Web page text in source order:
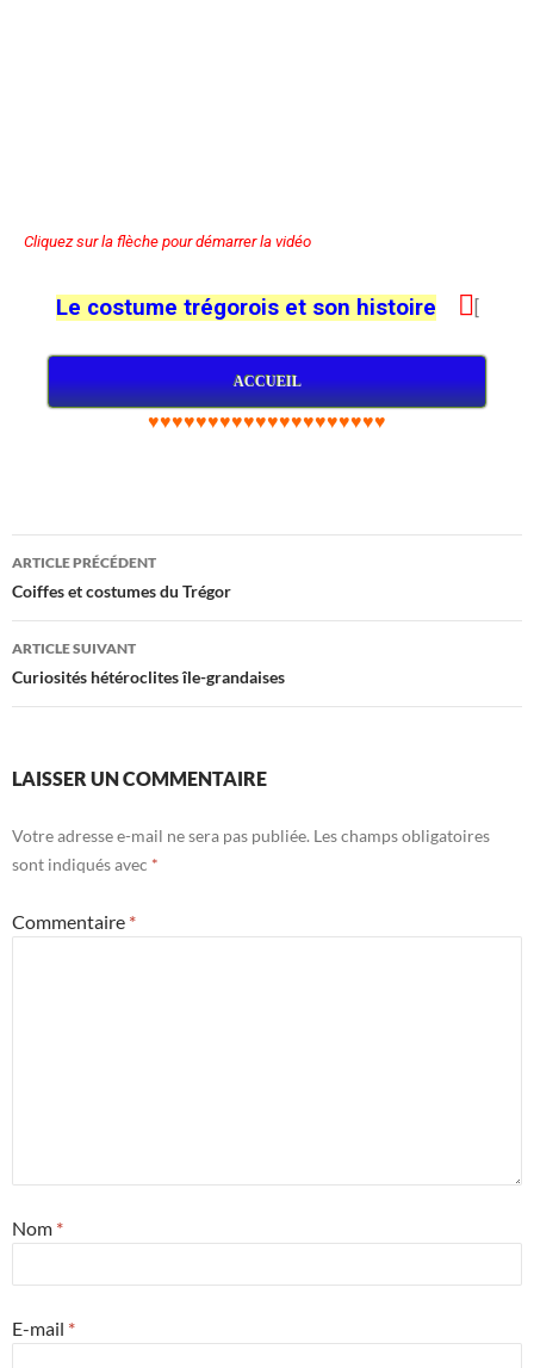
Cliquez sur la flèche pour démarrer la vidéo
Le costume trégorois et son histoire 
ACCUEIL
♥♥♥♥♥♥♥♥♥♥♥♥♥♥♥♥♥♥♥♥
ARTICLE PRÉCÉDENT
Coiffes et costumes du Trégor
ARTICLE SUIVANT
Curiosités hétéroclites île-grandaises
LAISSER UN COMMENTAIRE
Votre adresse e-mail ne sera pas publiée. Les champs obligatoires
sont indiqués avec *
Commentaire *
Nom *
E-mail *